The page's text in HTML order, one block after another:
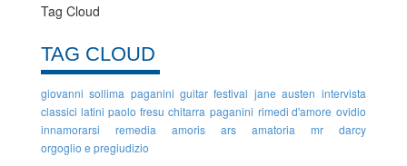
Tag Cloud
TAG CLOUD
giovanni sollima paganini guitar festival jane austen intervista
classici latini paolo fresu chitarra paganini rimedi d'amore ovidio
innamorarsi
remedia amoris ars amatoria
mr darcy
orgoglio e pregiudizio